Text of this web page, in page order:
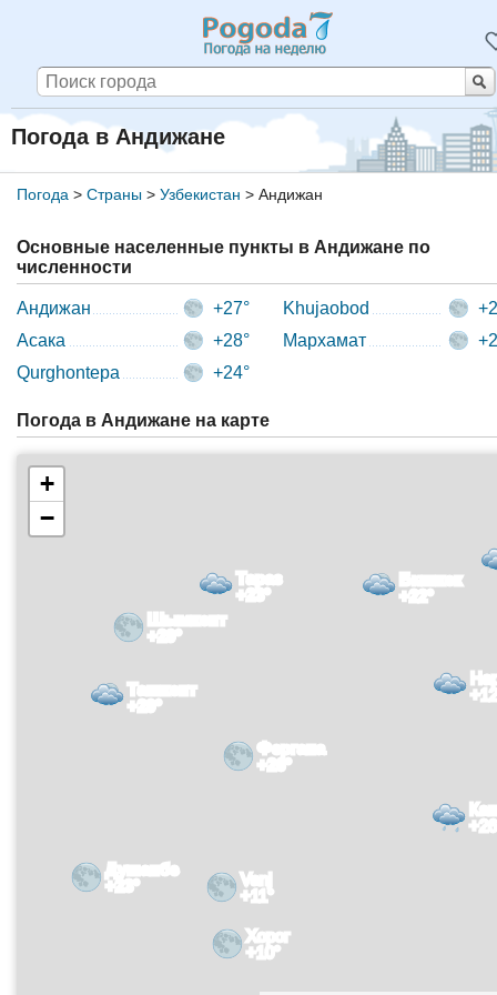
Погода в Андижане
Погода > Страны> Узбекистан > Андижан
Основные населенные пункты в Андижане по
численности
Андижан
+27°
Асака
+28°
Qurghontepa
+24°
Khujaobod
Мархамат
Погода в Андижане на карте
Ташкент
+29°
Душанбе
+23°
Бишкек
+22°
Шымкент
+29°
Тараз
+23°
Фергана
+26°
Хорог
+10°
Vanj
+11°
+
−